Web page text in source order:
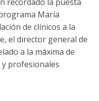
María
de clínicos a la
el director general de
a la máxima de
profesionales